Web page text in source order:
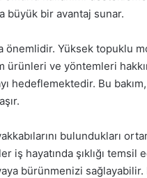
büyük bir avantaj sunar.
önemlidir. Yüksek topuklu
ürünleri ve yöntemleri
hedeflemektedir. Bu
bulundukları
hayatında şıklığı temsil
bürünmenizi